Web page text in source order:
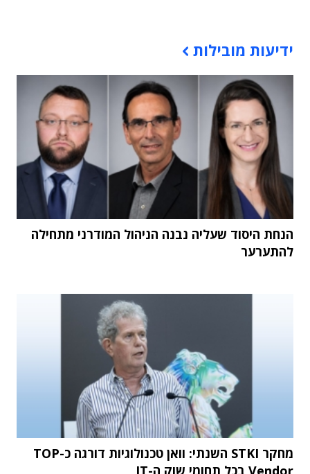
ידיעות מובילות
הנחת היסוד שעליה נבנה הניהול המודרני מתחילה
להתערער
מחקר STKI השנתי: וואן טכנולוגיות דורגה כ-TOP
Vendor בכל תחומי שוק ה-IT